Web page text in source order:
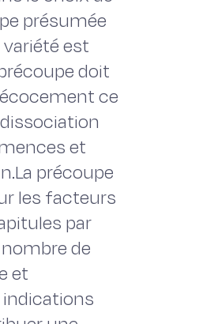
présumée
est
doit
ce
et
précoupe
les facteurs
par
de
et